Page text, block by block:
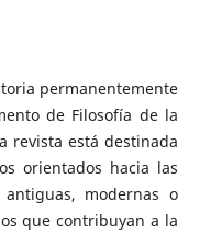
permanentemente
de Filosofía de la
revista está destinada
orientados hacia las
modernas o
que contribuyan a la